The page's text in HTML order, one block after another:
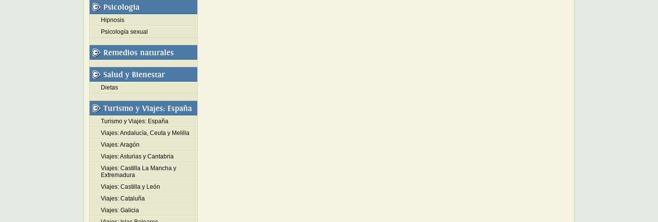
Psicologia
Hipnosis
Psicología sexual
Remedios naturales
Salud y Bienestar
Dietas
Turismo y Viajes: España
Turismo y Viajes: España
Viajes: Andalucía, Ceuta y Melilla
Viajes: Aragón
Viajes: Asturias y Cantabria
Viajes: Castilla La Mancha y
Extremadura
Viajes: Castilla y León
Viajes: Cataluña
Viajes: Galicia